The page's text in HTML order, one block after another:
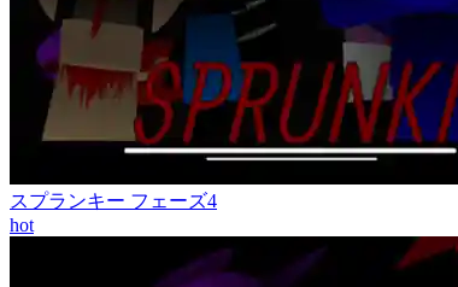
スプランキー フェーズ4
hot